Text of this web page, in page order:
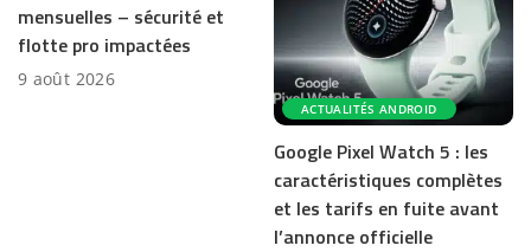
mensuelles – sécurité et
flotte pro impactées
9 août 2026
ACTUALITÉS ANDROID
Google Pixel Watch 5 : les
caractéristiques complètes
et les tarifs en fuite avant
l’annonce officielle